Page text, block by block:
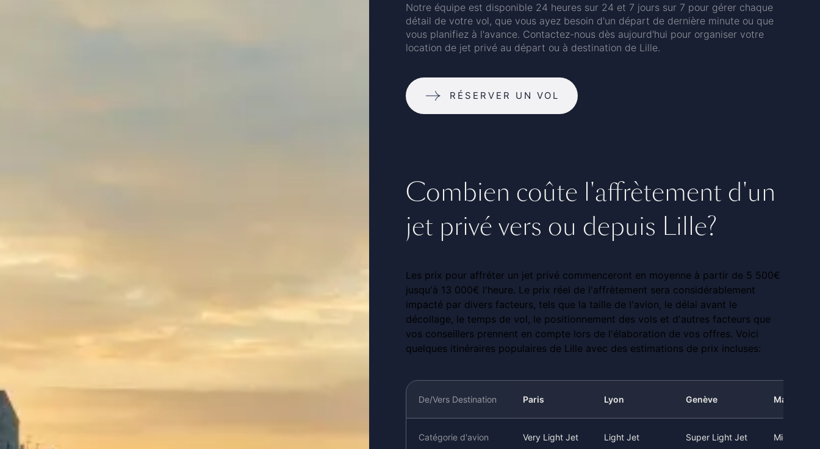
Notre équipe est disponible 24 heures sur 24 et 7 jours sur 7 pour gérer chaque
détail de votre vol, que vous ayez besoin d'un départ de dernière minute ou que
vous planifiez à l'avance. Contactez-nous dès aujourd'hui pour organiser votre
location de jet privé au départ ou à destination de Lille.
RÉSERVER UN VOL
Combien coûte l'affrètement d'un
jet privé vers ou depuis Lille?
Les prix pour affréter un jet privé commenceront en moyenne à partir de 5 500€
jusqu'à 13 000€ l'heure. Le prix réel de l'affrètement sera considérablement
impacté par divers facteurs, tels que la taille de l'avion, le délai avant le
décollage, le temps de vol, le positionnement des vols et d'autres facteurs que
vos conseillers prennent en compte lors de l'élaboration de vos offres. Voici
quelques itinéraires populaires de Lille avec des estimations de prix incluses:
De/Vers Destination Paris Lyon Genève Marseille
Catégorie d'avion Very Light Jet Light Jet Super Light Jet Midsize Jet